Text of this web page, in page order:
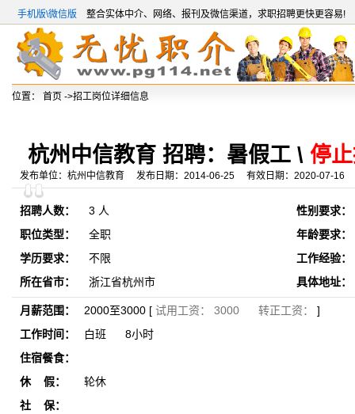
手机版\微信版 整合实体中介、网络、报刊及微信渠道，求职招聘更快更容易!
位置： 首页 ->招工岗位详细信息
杭州中信教育 招聘：暑假工 \ 停
发布单位：杭州中信教育 发布日期：2014-06-25 有效日期：2020-07-16
招聘人数： 3 人
性别要求：
职位类型：
全职
年龄要求：
学历要求：
不限
工作经验：
所在省市：
浙江省杭州市 具体地址：
月薪范围： 2000至3000 [ 试用工资： 3000 转正工资： ]
工作时间：
白班 8小时
住宿餐食：
休 假：
轮休
社 保：